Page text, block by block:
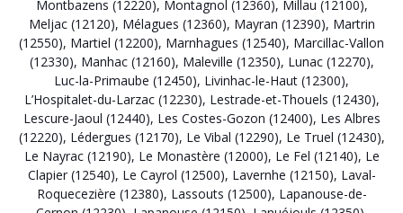
Montbazens (12220), Montagnol (12360), Millau (12100),
Meljac (12120), Mélagues (12360), Mayran (12390), Martrin
(12550), Martiel (12200), Marnhagues (12540), Marcillac-Vallon
(12330), Manhac (12160), Maleville (12350), Lunac (12270),
Luc-la-Primaube (12450), Livinhac-le-Haut (12300),
L’Hospitalet-du-Larzac (12230), Lestrade-et-Thouels (12430),
Lescure-Jaoul (12440), Les Costes-Gozon (12400), Les Albres
(12220), Lédergues (12170), Le Vibal (12290), Le Truel (12430),
Le Nayrac (12190), Le Monastère (12000), Le Fel (12140), Le
Clapier (12540), Le Cayrol (12500), Lavernhe (12150), Laval-
Roquecezière (12380), Lassouts (12500), Lapanouse-de-